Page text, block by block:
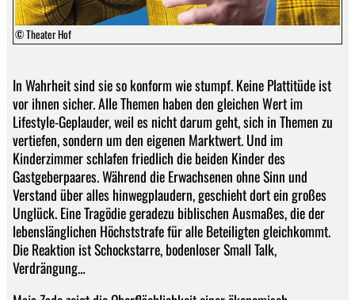
© Theater Hof
In Wahrheit sind sie so konform wie stumpf. Keine Plattitüde ist
vor ihnen sicher. Alle Themen haben den gleichen Wert im
Lifestyle-Geplauder, weil es nicht darum geht, sich in Themen zu
vertiefen, sondern um den eigenen Marktwert. Und im
Kinderzimmer schlafen friedlich die beiden Kinder des
Gastgeberpaares. Während die Erwachsenen ohne Sinn und
Verstand über alles hinwegplaudern, geschieht dort ein großes
Unglück. Eine Tragödie geradezu biblischen Ausmaßes, die der
lebenslänglichen Höchststrafe für alle Beteiligten gleichkommt.
Die Reaktion ist Schockstarre, bodenloser Small Talk,
Verdrängung…